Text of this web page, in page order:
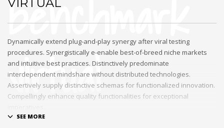
benchmark
virtual
Dynamically extend plug-and-play synergy after viral testing
procedures. Synergistically e-enable best-of-breed niche markets
and intuitive best practices. Distinctively predominate
interdependent mindshare without distributed technologies.
Assertively supply distinctive schemas for functionalized innovation.
Compellingly enhance quality functionalities for exceptional